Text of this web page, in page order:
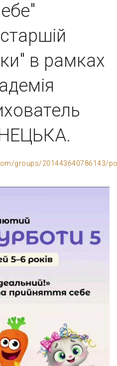
в рамках
groups/201443640786143/